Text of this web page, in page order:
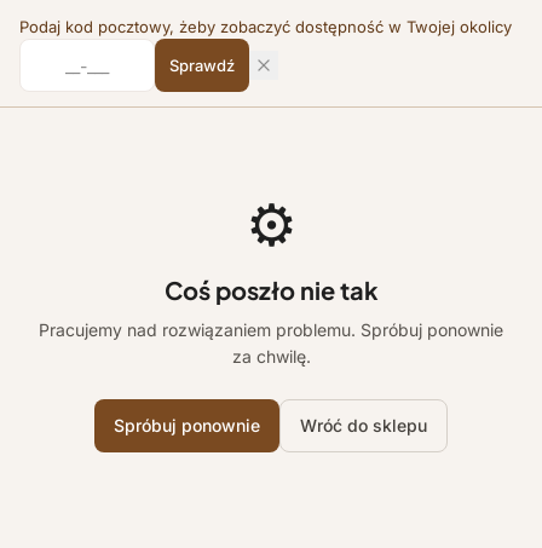
Podaj kod pocztowy, żeby zobaczyć dostępność w Twojej okolicy
Sprawdź
⚙️
Coś poszło nie tak
Pracujemy nad rozwiązaniem problemu. Spróbuj ponownie
za chwilę.
Spróbuj ponownie Wróć do sklepu